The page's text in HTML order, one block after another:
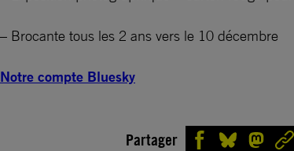
– Brocante tous les 2 ans vers le 10 décembre
Notre compte Bluesky
Partager